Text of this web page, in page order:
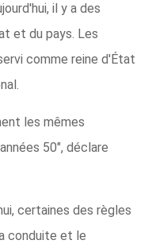
il y a des
et du pays. Les
comme reine d'État
les mêmes
50", déclare
certaines des règles
conduite et le